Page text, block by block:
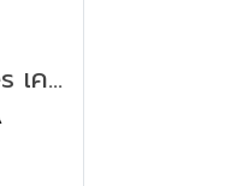
PUMPKIN J-series เครื่องยิงตะปู J-F50A50232 (50232)